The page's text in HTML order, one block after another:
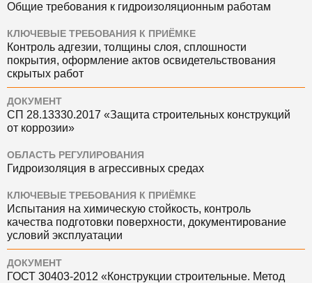
Общие требования к гидроизоляционным работам
КЛЮЧЕВЫЕ ТРЕБОВАНИЯ К ПРИЁМКЕ
Контроль адгезии, толщины слоя, сплошности
покрытия, оформление актов освидетельствования
скрытых работ
ДОКУМЕНТ
СП 28.13330.2017 «Защита строительных конструкций
от коррозии»
ОБЛАСТЬ РЕГУЛИРОВАНИЯ
Гидроизоляция в агрессивных средах
КЛЮЧЕВЫЕ ТРЕБОВАНИЯ К ПРИЁМКЕ
Испытания на химическую стойкость, контроль
качества подготовки поверхности, документирование
условий эксплуатации
ДОКУМЕНТ
ГОСТ 30403-2012 «Конструкции строительные. Метод